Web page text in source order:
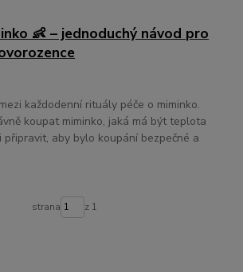
👶 – jednoduchý návod pro
každodenní rituály péče o miminko.
koupat miminko, jaká má být teplota
aby bylo koupání bezpečné a
strana z 1